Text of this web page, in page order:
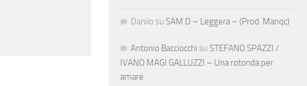
Danilo su SAM D – Leggera – (Prod. Manqc)
Antonio Bacciocchi su STEFANO SPAZZI /
IVANO MAGI GALLUZZI – Una rotonda per
amare